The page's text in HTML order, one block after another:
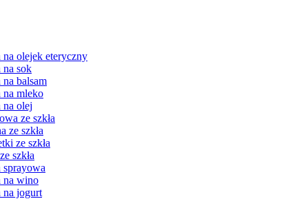
na olejek eteryczny
na sok
balsam
na mleko
na olej
ze szkła
ze szkła
ze szkła
szkła
sprayowa
na wino
na jogurt